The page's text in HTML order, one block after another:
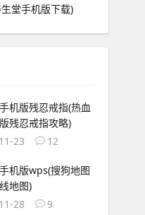
堂手机版下载)
机版残忍戒指(热血
残忍戒指攻略)
23
12
机版wps(搜狗地图
地图)
28
9